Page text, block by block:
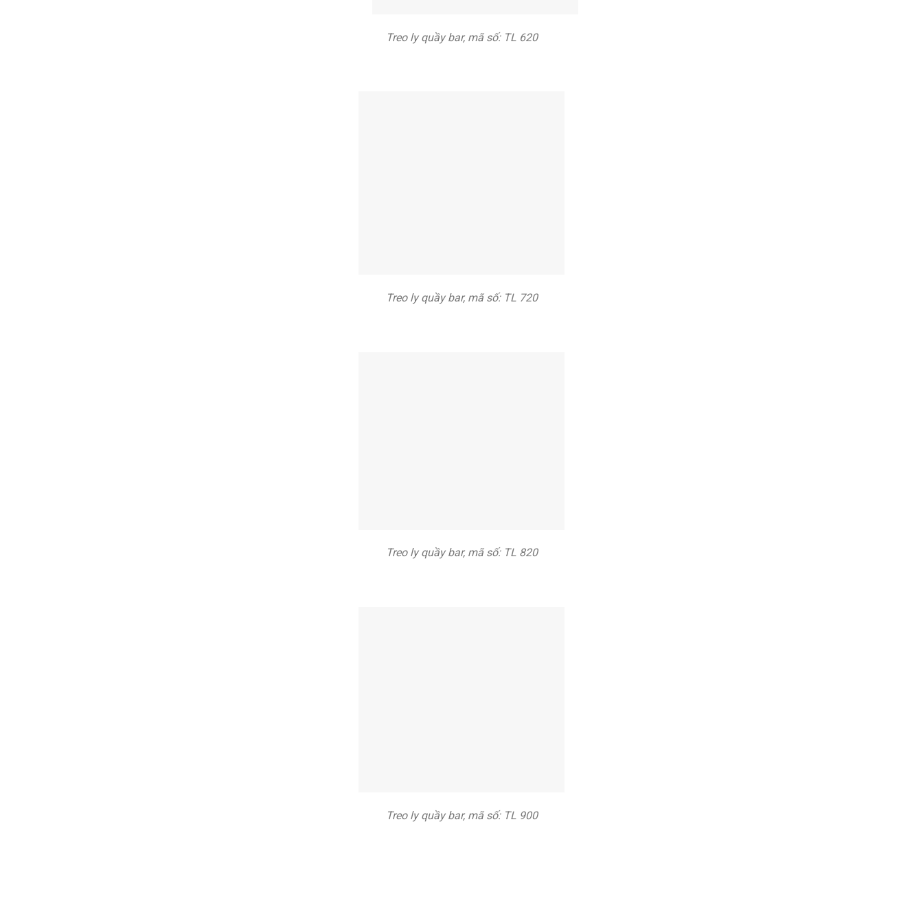
Treo ly quầy bar, mã số: TL 620
Treo ly quầy bar, mã số: TL 720
Treo ly quầy bar, mã số: TL 820
Treo ly quầy bar, mã số: TL 900